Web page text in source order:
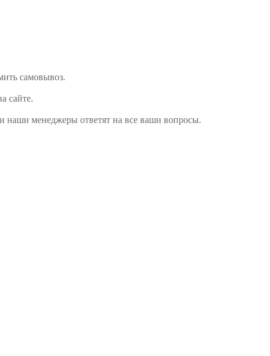
самовывоз.
сайте.
наши менеджеры ответят на все ваши вопросы.